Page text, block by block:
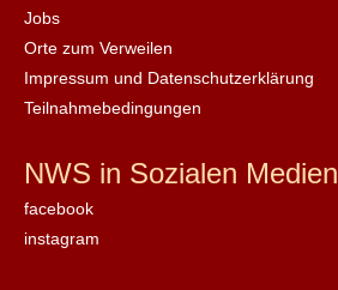
Jobs
Orte zum Verweilen
Impressum und Datenschutzerklärung
Teilnahmebedingungen
NWS in Sozialen Medien
facebook
instagram